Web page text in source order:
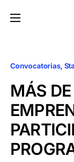
Convocatorias
MÁS